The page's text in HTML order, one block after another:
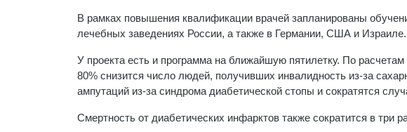
В рамках повышения квалификации врачей запланированы
лечебных заведениях России, а также в Германии, США и Израиле.
У проекта есть и программа на ближайшую пятилетку. По
80% снизится число людей, получивших инвалидность из-за
ампутаций из-за синдрома диабетической стопы и сократятся
Смертность от диабетических инфарктов также сократится в три